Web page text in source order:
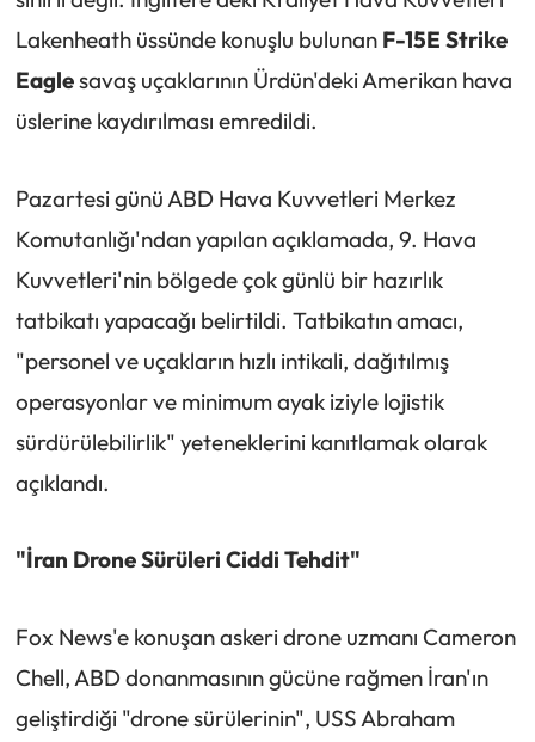
Lakenheath üssünde konuşlu bulunan F-15E Strike
Eaglesavaş uçaklarının Ürdün'deki Amerikan hava
üslerine kaydırılması emredildi.
Pazartesi günü ABD Hava Kuvvetleri Merkez
Komutanlığı'ndan yapılan açıklamada, 9. Hava
Kuvvetleri'nin bölgede çok günlü bir hazırlık
tatbikatı yapacağı belirtildi. Tatbikatın amacı,
"personel ve uçakların hızlı intikali, dağıtılmış
operasyonlar ve minimum ayak iziyle lojistik
sürdürülebilirlik" yeteneklerini kanıtlamak olarak
açıklandı.
"İran Drone Sürüleri Ciddi Tehdit"
Fox News'e konuşan askeri drone uzmanı Cameron
Chell, ABD donanmasının gücüne rağmen İran'ın
geliştirdiği "drone sürülerinin", USS Abraham